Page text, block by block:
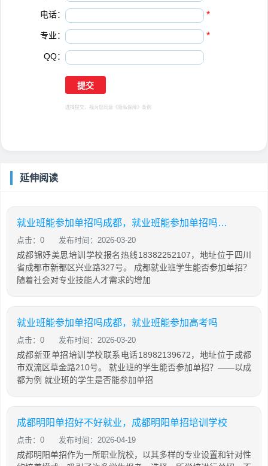
电话： *
专业： *
QQ：
选择提交，视为您同意 《隐私保障》 条例
延伸阅读
就业班能参加单招吗成都，就业班能参加单招吗成都市
点击：0 发布时间：2026-03-20
成都锦妤美思培训学校报名热线18382252107，地址位于四川
省成都市新都区兴业路327号。 成都就业班学生能否参加单招？
随着社会对专业技能人才需求的增加
就业班能参加单招吗成都，就业班能参加高考吗
点击：0 发布时间：2026-03-20
成都新亚单招培训学校联系电话18982139672，地址位于成都
市双流区草金路210号。 就业班的学生能否参加单招？——以成
都为例 就业班的学生是否能参加单招
成都明阳单招好不好就业，成都明阳单招培训学校
点击：0 发布时间：2026-04-19
成都明阳单招作为一所职业院校，以其多样的专业设置和针对性